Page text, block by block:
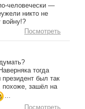
человечески —
никто не
войну!?
Посмотреть
тогда
был так
похоже, зашёл на
...
Посмотреть